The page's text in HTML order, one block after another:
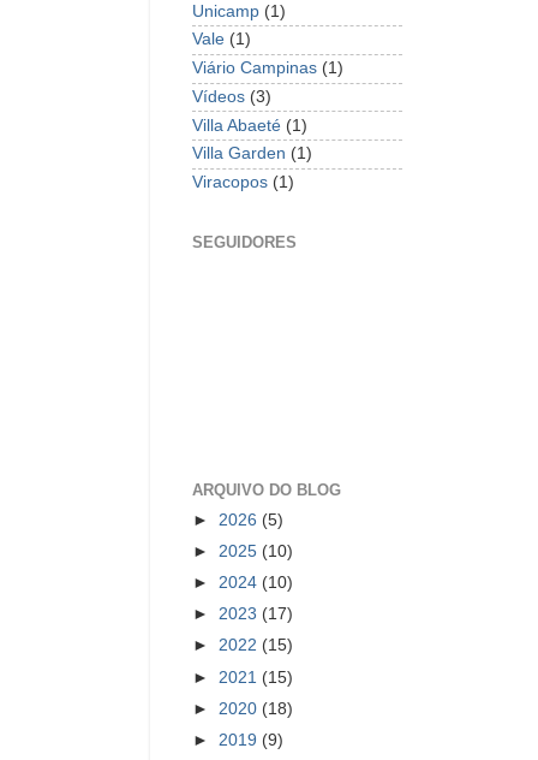
Unicamp (1)
Vale (1)
Viário Campinas (1)
Vídeos (3)
Villa Abaeté (1)
Villa Garden (1)
Viracopos (1)
SEGUIDORES
ARQUIVO DO BLOG
► 2026 (5)
► 2025 (10)
► 2024 (10)
► 2023 (17)
► 2022 (15)
► 2021 (15)
► 2020 (18)
► 2019 (9)